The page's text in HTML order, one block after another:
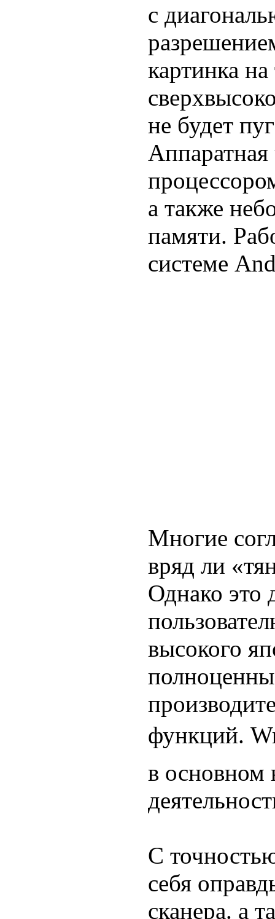
с
картинка на
не будет
а также
памяти.
системе
Многие
вряд ли
Однако это
высокого
функций.
в основном
С
себя
сканера. а